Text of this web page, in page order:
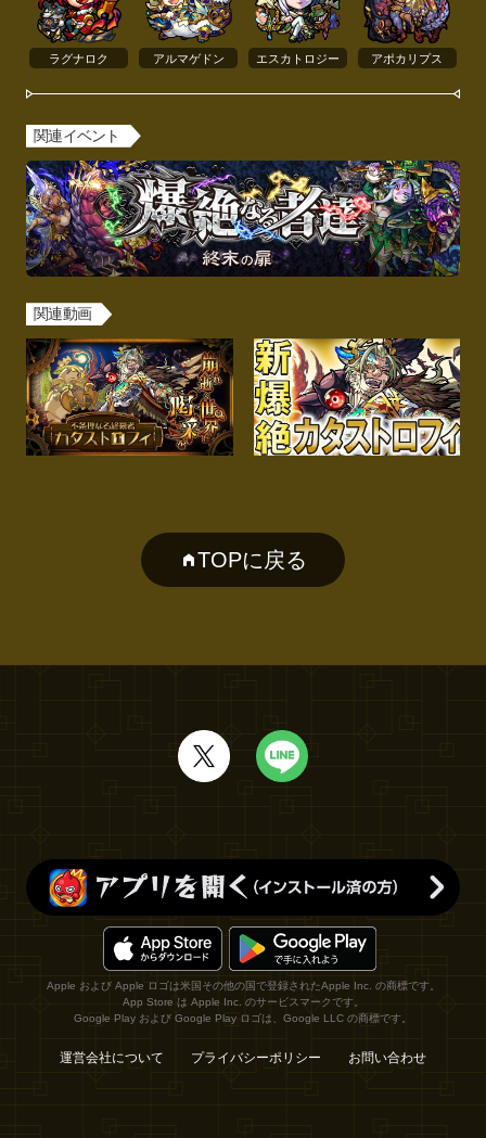
ラグナロク アルマゲドン エスカトロジー アポカリプス
関連イベント
関連動画
TOPに戻る
Apple および Apple ロゴは米国その他の国で登録されたApple Inc. の商標です。
App Store は Apple Inc. のサービスマークです。
Google Play および Google Play ロゴは、Google LLC の商標です。
運営会社について プライバシーポリシー お問い合わせ